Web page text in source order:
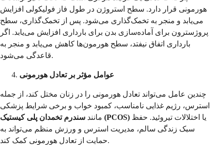
هورمونی قرار دارد. سطح استروژن در طول فاز فولیکولی افزایش
می‌یابد و منجر به تخمک‌گذاری می‌شود. پس از تخمک‌گذاری، سطح
پروژسترون برای آماده‌سازی بدن برای بارداری افزایش می‌یابد. اگر
بارداری اتفاق نیفتد، سطح هورمون‌ها کاهش می‌یابد و منجر به
قاعدگی می‌شود.
عوامل مؤثر بر تعادل هورمونی
چندین عامل می‌تواند تعادل هورمونی را در زنان مختل کند، از جمله
استرس، رژیم غذایی نامناسب، کمبود خواب و برخی شرایط پزشکی
مانند سندرم تخمدان پلی کیستیک (PCOS)
سبک زندگی سالم، مدیریت استرس و ورزش منظم می‌تواند به
حمایت از تعادل هورمونی کمک کند.